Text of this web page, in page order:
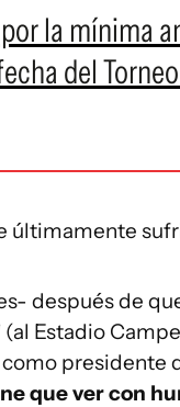
la mínima
del
últimamente
después de
(al Estadio
presidente
que ver con